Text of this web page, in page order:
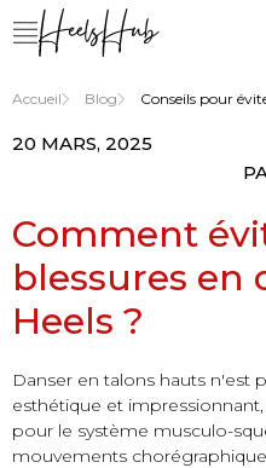
nous
Accueil Blog Conseils pour
20 MARS, 2025
Comment
blessures en
Heels ?
Danser en talons hauts n'est
esthétique et
pour le système musculo-
mouvements